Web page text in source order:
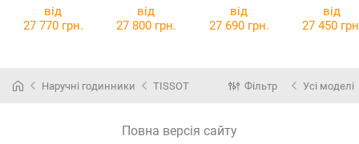
T120.410.22.0
51.00
51.00
від
27 770 грн.
від
27 800 грн.
від
27 690 грн.
від
27 450
Наручні годинники TISSOT Фільтр Усі моделі
Повна версія сайту